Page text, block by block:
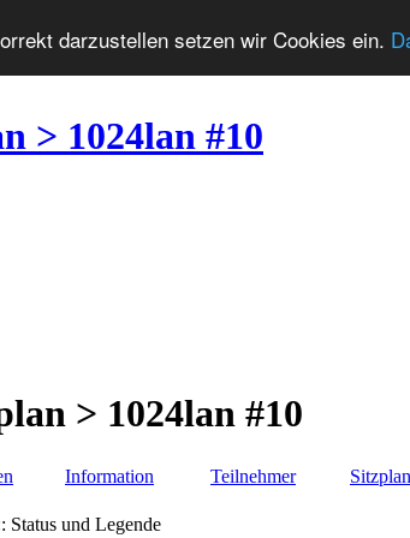
darzustellen setzen wir Cookies ein.
> 1024lan #10
> 1024lan #10
Information Teilnehmer Sitzplan
Status und Legende